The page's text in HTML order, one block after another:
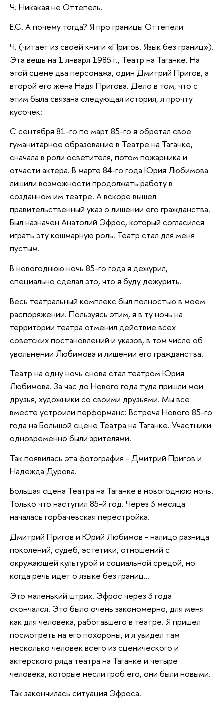
Ч. Никакая не Оттепель.
Е.С. А почему тогда? Я про границы Оттепели
Ч. (читает из своей книги «Пригов. Язык без границ»).
Эта вещь на 1 января 1985 г., Театр на Таганке. На
этой сцене два персонажа, один Дмитрий Пригов, а
второй его жена Надя Пригова. Дело в том, что с
этим была связана следующая история, я прочту
кусочек:
С сентября 81-го по март 85-го я обретал свое
гуманитарное образование в Театре на Таганке,
сначала в роли осветителя, потом пожарника и
отчасти актера. В марте 84-го года Юрия Любимова
лишили возможности продолжать работу в
созданном им театре. А вскоре вышел
правительственный указ о лишении его гражданства.
Был назначен Анатолий Эфрос, который согласился
играть эту кошмарную роль. Театр стал для меня
пустым.
В новогоднюю ночь 85-го года я дежурил,
специально сделал это, что я буду дежурить.
Весь театральный комплекс был полностью в моем
распоряжении. Пользуясь этим, я в ту ночь на
территории театра отменил действие всех
советских постановлений и указов, в том числе об
увольнении Любимова и лишении его гражданства.
Театр на одну ночь снова стал театром Юрия
Любимова. За час до Нового года туда пришли мои
друзья, художники со своими друзьями. Мы все
вместе устроили перформанс: Встреча Нового 85-го
года на Большой сцене Театра на Таганке. Участники
одновременно были зрителями.
Так появилась эта фотография - Дмитрий Пригов и
Надежда Дурова.
Большая сцена Театра на Таганке в новогоднюю ночь.
Только что наступил 85-й год. Через 3 месяца
началась горбачевская перестройка.
Дмитрий Пригов и Юрий Любимов - налицо разница
поколений, судеб, эстетики, отношений с
окружающей культурой и социальной средой, но
когда речь идет о языке без границ...
Это маленький штрих. Эфрос через 3 года
скончался. Это было очень закономерно, для меня
как для человека, работавшего в театре. Я пришел
посмотреть на его похороны, и я увидел там
несколько человек всего из сценического и
актерского ряда театра на Таганке и четыре
человека, которые несли гроб его, они были новыми.
Так закончилась ситуация Эфроса.